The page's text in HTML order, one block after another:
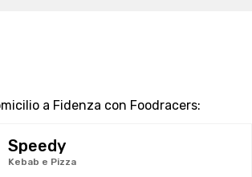
a Fidenza con Foodracers:
Speedy
Kebab e Pizza